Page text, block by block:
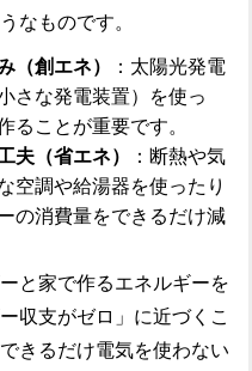
なものです。
（創エネ）
：太陽光発電
さな発電装置）を使っ
ることが重要です。
夫（省エネ）
：断熱や気
空調や給湯器を使ったり
の消費量をできるだけ減
と家で作るエネルギーを
収支がゼロ」に近づくこ
きるだけ電気を使わない